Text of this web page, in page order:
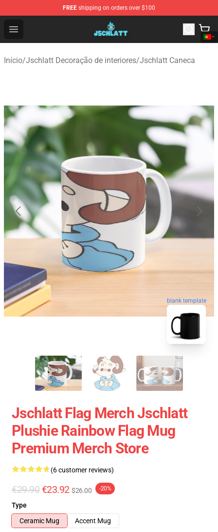
FREE shipping on orders over $100
Open menu
Jschlatt Store - Official Jschlatt Merchandise Shop
Início/Jschlatt Decoração de interiores/Jschlatt Caneca
blank template
Jschlatt Flag Merch Jschlatt
Plushie Rainbow Flag Mug
Premium Merch Store
(6 customer reviews)
€29.90 €23.92 $26.00 -20%
Type
Ceramic Mug
Accent Mug